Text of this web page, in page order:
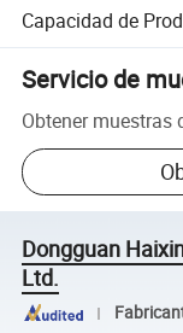
Capacidad de
Servicio de
Obtener muestras
Dongguan
Ltd.